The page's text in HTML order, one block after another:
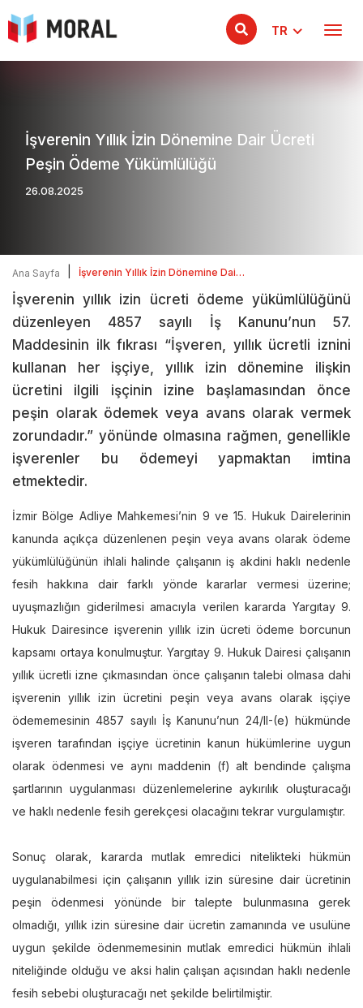
TR
İşverenin Yıllık İzin Dönemine Dair Ücreti
Peşin Ödeme Yükümlülüğü
26.08.2025
Ana Sayfa
İşverenin Yıllık İzin Dönemine Dair
İşverenin yıllık izin ücreti ödeme yükümlülüğünü
düzenleyen 4857 sayılı İş Kanunu’nun 57.
Maddesinin ilk fıkrası “İşveren, yıllık ücretli iznini
kullanan her işçiye, yıllık izin dönemine ilişkin
ücretini ilgili işçinin izine başlamasından önce
peşin olarak ödemek veya avans olarak vermek
zorundadır.” yönünde olmasına rağmen, genellikle
işverenler bu ödemeyi yapmaktan imtina
etmektedir.
İzmir Bölge Adliye Mahkemesi’nin 9 ve 15. Hukuk Dairelerinin
kanunda açıkça düzenlenen peşin veya avans olarak ödeme
yükümlülüğünün ihlali halinde çalışanın iş akdini haklı nedenle
fesih hakkına dair farklı yönde kararlar vermesi üzerine;
uyuşmazlığın giderilmesi amacıyla verilen kararda Yargıtay 9.
Hukuk Dairesince işverenin yıllık izin ücreti ödeme borcunun
kapsamı ortaya konulmuştur. Yargıtay 9. Hukuk Dairesi çalışanın
yıllık ücretli izne çıkmasından önce çalışanın talebi olmasa dahi
işverenin yıllık izin ücretini peşin veya avans olarak işçiye
ödememesinin 4857 sayılı İş Kanunu’nun 24/II-(e) hükmünde
işveren tarafından işçiye ücretinin kanun hükümlerine uygun
olarak ödenmesi ve aynı maddenin (f) alt bendinde çalışma
şartlarının uygulanması düzenlemelerine aykırılık oluşturacağı
ve haklı nedenle fesih gerekçesi olacağını tekrar vurgulamıştır.
Sonuç olarak, kararda mutlak emredici nitelikteki hükmün
uygulanabilmesi için çalışanın yıllık izin süresine dair ücretinin
peşin ödenmesi yönünde bir talepte bulunmasına gerek
olmadığı, yıllık izin süresine dair ücretin zamanında ve usulüne
uygun şekilde ödenmemesinin mutlak emredici hükmün ihlali
niteliğinde olduğu ve aksi halin çalışan açısından haklı nedenle
fesih sebebi oluşturacağı net şekilde belirtilmiştir.